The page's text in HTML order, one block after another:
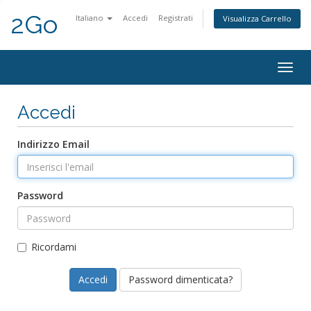
Italiano Accedi Registrati Visualizza Carrello
2Go
Accedi
Indirizzo Email
Password
Ricordami
Password dimenticata?